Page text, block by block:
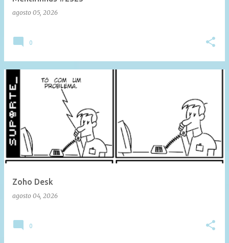
agosto 05, 2026
0
Zoho Desk
agosto 04, 2026
0